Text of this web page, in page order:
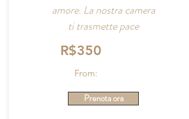
amore. La nostra camera
ti trasmette pace
R$350
From:
Prenota ora